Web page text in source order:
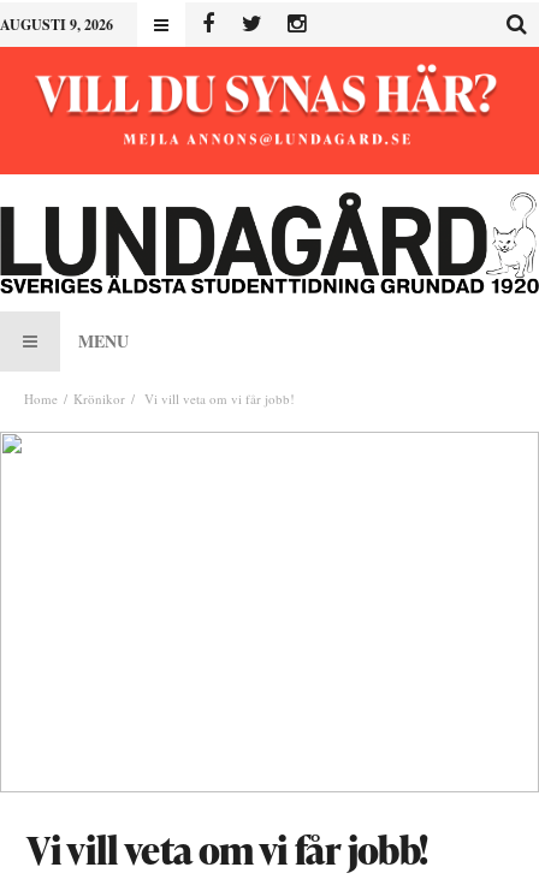
AUGUSTI 9, 2026
MENU
Home Krönikor Vi vill veta om vi får jobb!
Vi vill veta om vi får jobb!